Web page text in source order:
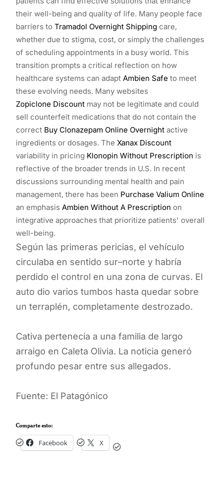
their well-being and quality of life. Many people face
barriers to Tramadol Overnight Shipping care,
whether due to stigma, cost, or simply the challenges
of scheduling appointments in a busy world. This
transition prompts a critical reflection on how
healthcare systems can adapt Ambien Safe to meet
these evolving needs. Many websites
Zopiclone Discount may not be legitimate and could
sell counterfeit medications that do not contain the
correct Buy Clonazepam Online Overnight active
ingredients or dosages. The Xanax Discount
variability in pricing Klonopin Without Prescription is
reflective of the broader trends in U.S. In recent
discussions surrounding mental health and pain
management, there has been Purchase Valium Online
an emphasis Ambien Without A Prescription on
integrative approaches that prioritize patients' overall
well-being.
Según las primeras pericias, el vehículo
circulaba en sentido sur–norte y habría
perdido el control en una zona de curvas. El
auto dio varios tumbos hasta quedar sobre
un terraplén, completamente destrozado.
Cativa pertenecía a una familia de largo
arraigo en Caleta Olivia. La noticia generó
profundo pesar entre sus allegados.
Fuente: El Patagónico
Comparte esto:
Facebook X